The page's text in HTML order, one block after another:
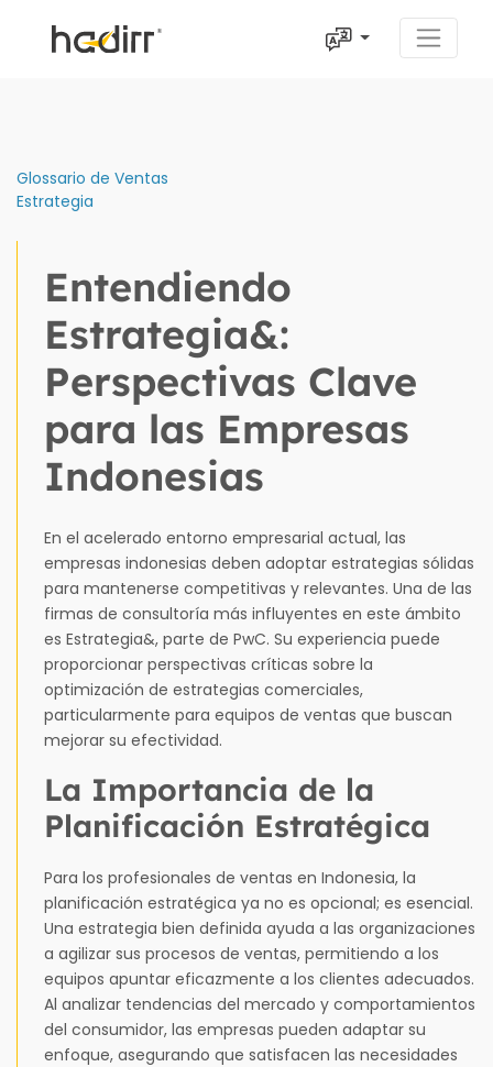
Glossario de Ventas
Estrategia
Entendiendo
Estrategia&:
Perspectivas Clave
para las Empresas
Indonesias
En el acelerado entorno empresarial actual, las
empresas indonesias deben adoptar estrategias sólidas
para mantenerse competitivas y relevantes. Una de las
firmas de consultoría más influyentes en este ámbito
es Estrategia&, parte de PwC. Su experiencia puede
proporcionar perspectivas críticas sobre la
optimización de estrategias comerciales,
particularmente para equipos de ventas que buscan
mejorar su efectividad.
La Importancia de la
Planificación Estratégica
Para los profesionales de ventas en Indonesia, la
planificación estratégica ya no es opcional; es esencial.
Una estrategia bien definida ayuda a las organizaciones
a agilizar sus procesos de ventas, permitiendo a los
equipos apuntar eficazmente a los clientes adecuados.
Al analizar tendencias del mercado y comportamientos
del consumidor, las empresas pueden adaptar su
enfoque, asegurando que satisfacen las necesidades